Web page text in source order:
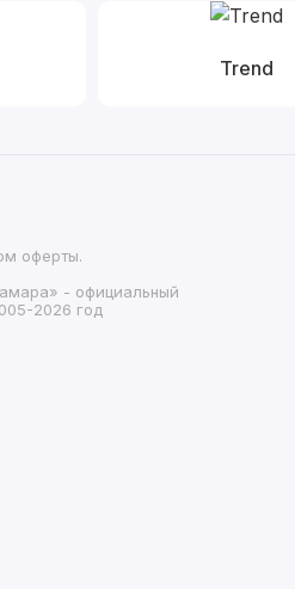
Trend
оферты.
- официальный
2026 год